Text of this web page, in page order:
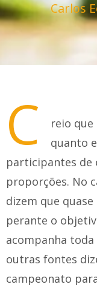
Carlos
C
reio
quanto
participantes de
proporções. No
dizem que
perante o
acompanha
outras fontes
campeonato